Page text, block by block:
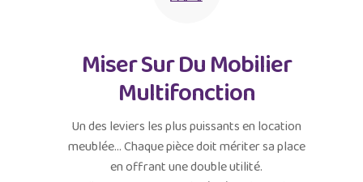
Miser Sur Du Mobilier
Multifonction
Un des leviers les plus puissants en location
meublée... Chaque pièce doit mériter sa place
en offrant une double utilité.